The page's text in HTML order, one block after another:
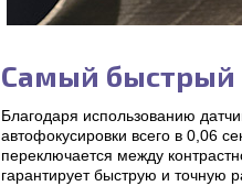
Самый быстрый
Благодаря использованию
автофокусировки всего в 0,06
переключается между
гарантирует быструю и точную